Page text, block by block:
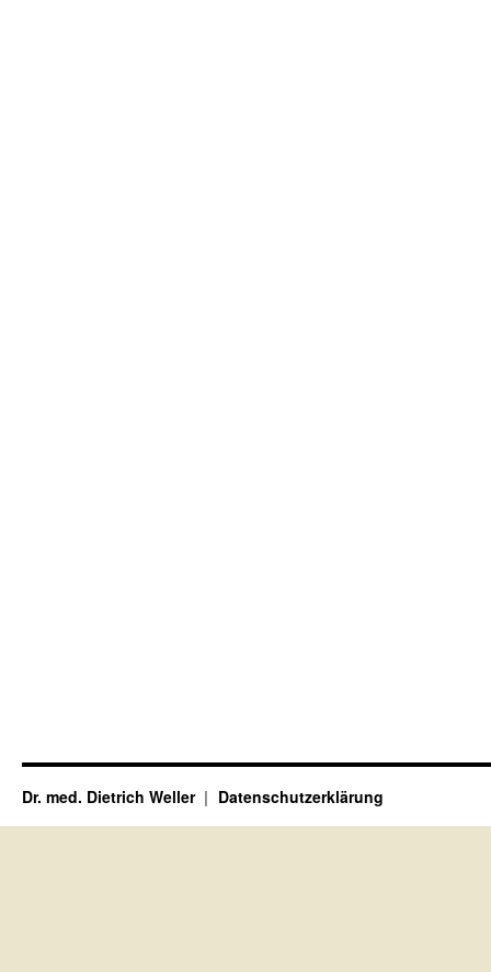
Dr. med. Dietrich Weller Datenschutzerklärung